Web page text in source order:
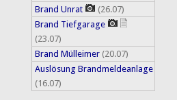
Brand Unrat
(26.07)
Brand Tiefgarage
(23.07)
Brand Mülleimer (20.07)
Auslösung Brandmeldeanlage
(16.07)